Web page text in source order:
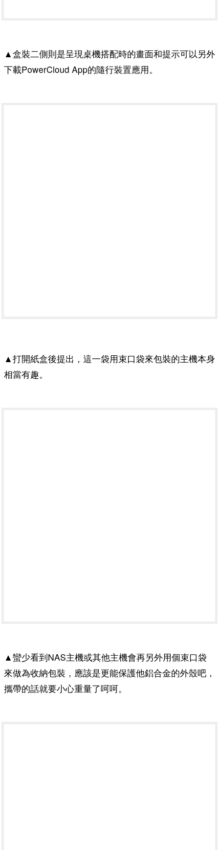
▲盒裝二側則是呈現桌機搭配時的畫面和提示可以另外
下載PowerCloud App的隨行裝置應用。
▲打開紙盒後提出，這一袋用束口袋來包裝的主機本身
相當有趣。
▲蠻少看到NAS主機或其他主機會再另外用個束口袋
來做為收納包裝，應該是更能保護他鋁合金的外殼吧，
攜帶的話就要小心重量了呵呵。